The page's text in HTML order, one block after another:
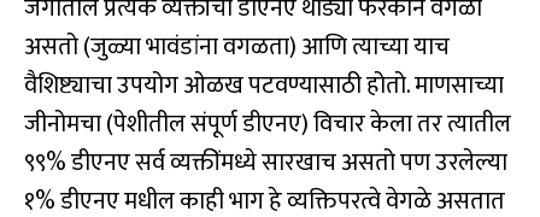
जगातील प्रत्येक व्यक्तीचा डीएनए थोड्या फरकाने वेगळा
असतो (जुळ्या भावंडांना वगळता) आणि त्याच्या याच
वैशिष्ट्याचा उपयोग ओळख पटवण्यासाठी होतो. माणसाच्या
जीनोमचा (पेशीतील संपूर्ण डीएनए) विचार केला तर त्यातील
९९% डीएनए सर्व व्यक्तींमध्ये सारखाच असतो पण उरलेल्या
१% डीएनए मधील काही भाग हे व्यक्तिपरत्वे वेगळे असतात